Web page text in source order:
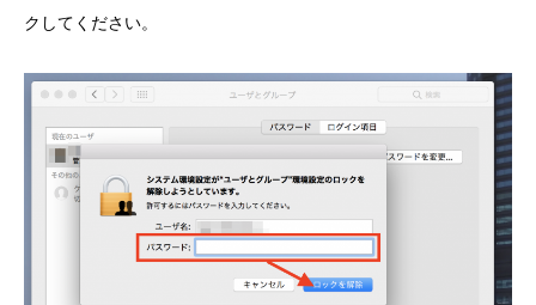
クしてください。